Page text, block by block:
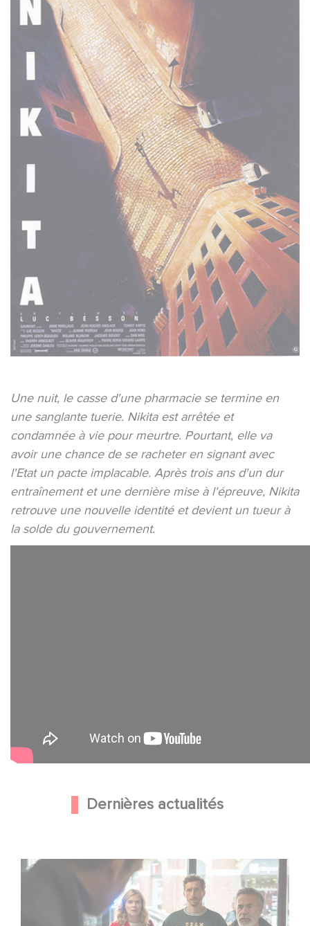
Une nuit, le casse d'une pharmacie se termine en
une sanglante tuerie. Nikita est arrêtée et
condamnée à vie pour meurtre. Pourtant, elle va
avoir une chance de se racheter en signant avec
l'Etat un pacte implacable. Après trois ans d'un dur
entraînement et une dernière mise à l'épreuve, Nikita
retrouve une nouvelle identité et devient un tueur à
la solde du gouvernement.
Dernières actualités
Une nouvelle comédie avec Baptiste Lecaplain et José
Garcia en 2027 !